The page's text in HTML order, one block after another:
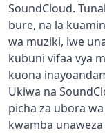
SoundCloud.
bure, na la
wa muziki, iwe
kubuni vifaa vya
kuona
Ukiwa na
picha za ubora
kwamba